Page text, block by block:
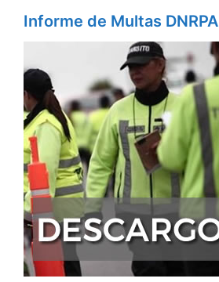
Informe de Multas DNRPA